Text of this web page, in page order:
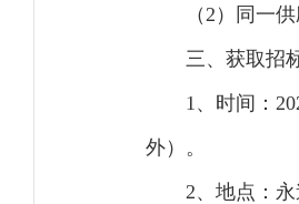
（2）同一
三、获取招
1、时间：
外）。
2、地点：